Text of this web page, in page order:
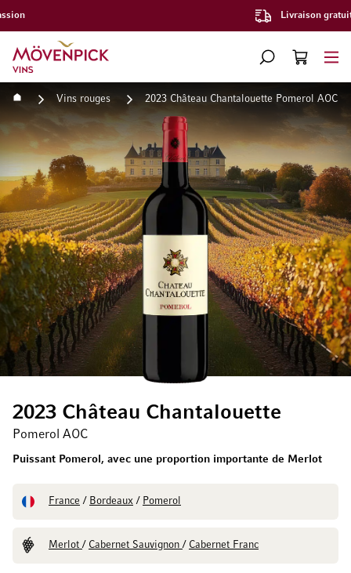
Livraison gratuite à partir de CHF 300.–
Aller à la page d'accueil
CHERCHERPANIER
Accueil Vins rouges 2023 Château Chantalouette Pomerol AOC
2023 Château Chantalouette
Pomerol AOC
Puissant Pomerol, avec une proportion importante de Merlot
France / Bordeaux / Pomerol
Merlot/ Cabernet Sauvignon/ Cabernet Franc
Passer à la fin de la galerie d’images
Passer au début de la